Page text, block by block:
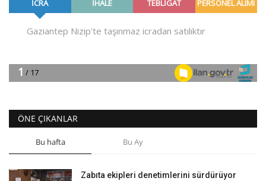
ÖNE ÇIKANLAR
Bu hafta Bu Ay
Zabıta ekipleri denetimlerini sürdürüyor